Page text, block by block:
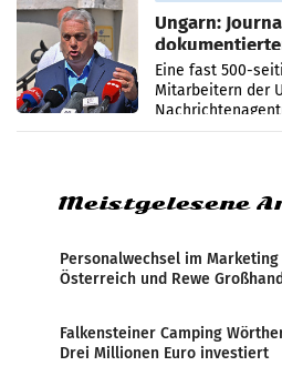
Ungarn:
Zensur
Eine fast 500-
Mitarbeitern der
systematische
Meistgelesene
Personalwechsel im Marketing
Österreich und Rewe
Falkensteiner Camping
Drei Millionen Euro investiert